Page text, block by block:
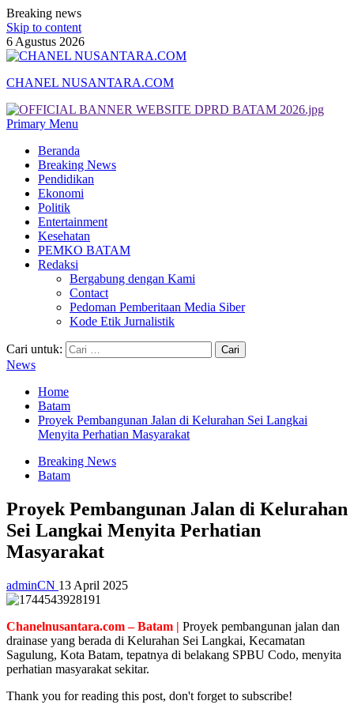
Breaking news
Skip to content
6 Agustus 2026
CHANEL NUSANTARA.COM
Primary Menu
Beranda
Breaking News
Pendidikan
Ekonomi
Politik
Entertainment
Kesehatan
PEMKO BATAM
Redaksi
Bergabung dengan Kami
Contact
Pedoman Pemberitaan Media Siber
Kode Etik Jurnalistik
Cari untuk:
News
Home
Batam
Proyek Pembangunan Jalan di Kelurahan Sei Langkai
Menyita Perhatian Masyarakat
Breaking News
Batam
Proyek Pembangunan Jalan di Kelurahan
Sei Langkai Menyita Perhatian
Masyarakat
adminCN 13 April 2025
Chanelnusantara.com – Batam | Proyek pembangunan jalan dan
drainase yang berada di Kelurahan Sei Langkai, Kecamatan
Sagulung, Kota Batam, tepatnya di belakang SPBU Codo, menyita
perhatian masyarakat sekitar.
Thank you for reading this post, don't forget to subscribe!